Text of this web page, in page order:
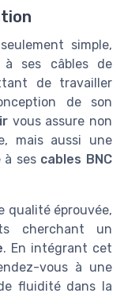
simple,
ses câbles de
de travailler
de son
vous assure non
mais aussi une
à ses cables BNC
qualité éprouvée,
cherchant un
. En intégrant cet
vous à une
fluidité dans la